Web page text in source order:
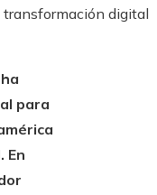
transformación digital
para
En